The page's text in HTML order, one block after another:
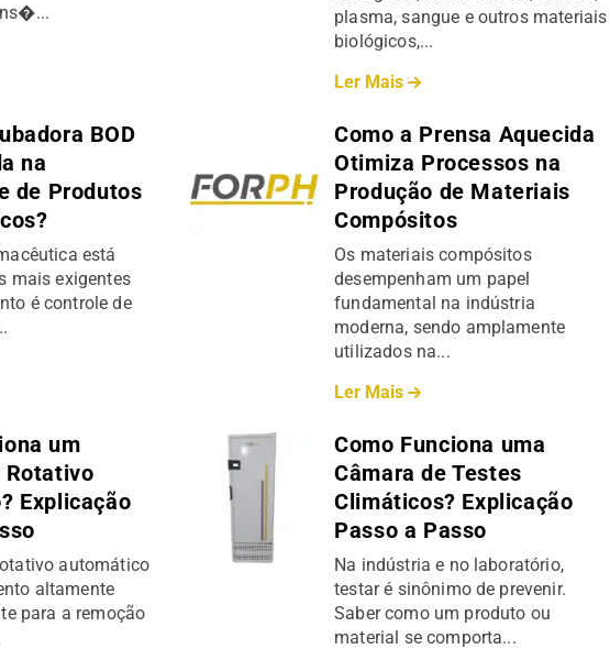
plasma, sangue e outros materiais
biológicos,...
Ler Mais
BOD
na
de Produtos
está
mais exigentes
é controle de
Como a Prensa Aquecida
Otimiza Processos na
Produção de Materiais
Compósitos
Os materiais compósitos
desempenham um papel
fundamental na indústria
moderna, sendo amplamente
utilizados na...
Ler Mais
um
Rotativo
Explicação
automático
altamente
para a remoção
Como Funciona uma
Câmara de Testes
Climáticos? Explicação
Passo a Passo
Na indústria e no laboratório,
testar é sinônimo de prevenir.
Saber como um produto ou
material se comporta...